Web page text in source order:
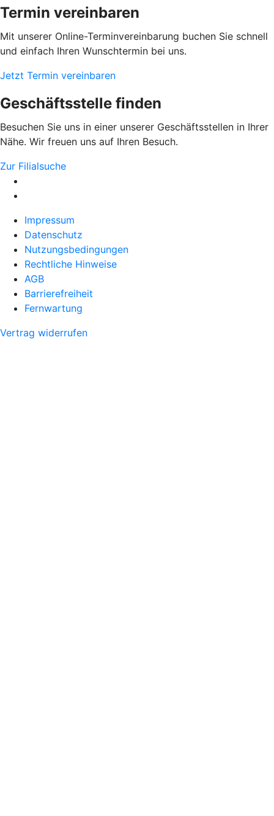
Termin vereinbaren
Mit unserer Online-Terminvereinbarung buchen Sie schnell
und einfach Ihren Wunschtermin bei uns.
Jetzt Termin vereinbaren
Geschäftsstelle finden
Besuchen Sie uns in einer unserer Geschäftsstellen in Ihrer
Nähe. Wir freuen uns auf Ihren Besuch.
Zur Filialsuche
Impressum
Datenschutz
Nutzungsbedingungen
Rechtliche Hinweise
AGB
Barrierefreiheit
Fernwartung
Vertrag widerrufen